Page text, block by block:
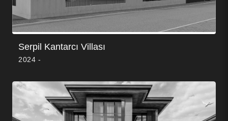
Serpil Kantarcı Villası
2024 -